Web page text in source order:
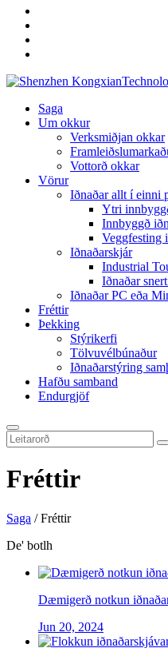
Saga
Um okkur
Verksmiðjan okkar
Vottorð okkar
Vörur
Iðnaðar allt í einni
Ytri
Innbyggð
Veggfesting
Iðnaðarskjár
Industrial
Iðnaðar
Iðnaðar PC eða
Fréttir
Þekking
Stýrikerfi
Tölvuvélbúnaður
Iðnaðarstýring
Hafðu samband
Endurgjöf
Fréttir
Saga /Fréttir
De' botlh
Dæmigerð notkun
Jun 20, 2024